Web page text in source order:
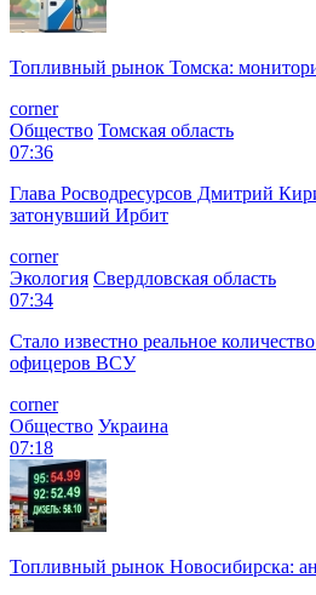
Топливный рынок Томска:
corner
Общество Томская область
07:36
Глава Росводресурсов Дмитрий
затонувший Ирбит
corner
Экология Свердловская область
07:34
Стало известно реальное
офицеров ВСУ
corner
Общество Украина
07:18
Топливный рынок Новосибирска: